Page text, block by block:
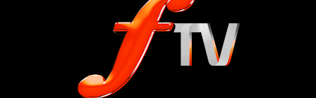
SPOR
KÜNYE